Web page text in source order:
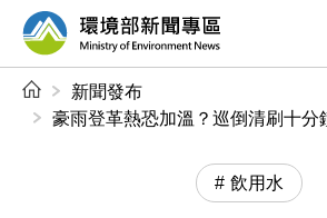
前往中央內容區塊
環境部新聞專區
新聞發布
豪雨登革熱恐加溫？巡倒清刷十分
飲用水